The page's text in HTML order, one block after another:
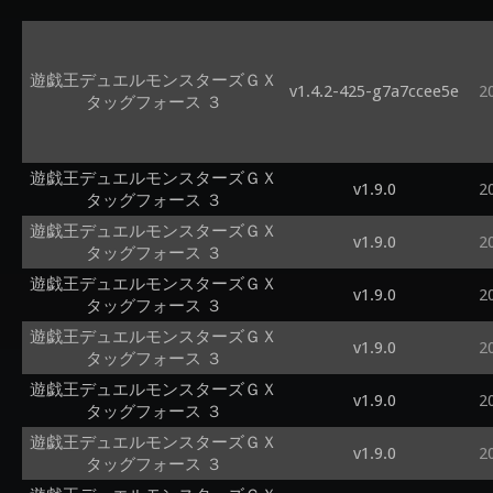
遊戯王デュエルモンスターズＧＸ
タッグフォース ３
v1.4.2-425-g7a7ccee5e
遊戯王デュエルモンスターズＧＸ
タッグフォース ３
v1.9.0
遊戯王デュエルモンスターズＧＸ
タッグフォース ３
v1.9.0
遊戯王デュエルモンスターズＧＸ
タッグフォース ３
v1.9.0
遊戯王デュエルモンスターズＧＸ
タッグフォース ３
v1.9.0
遊戯王デュエルモンスターズＧＸ
タッグフォース ３
v1.9.0
遊戯王デュエルモンスターズＧＸ
タッグフォース ３
v1.9.0